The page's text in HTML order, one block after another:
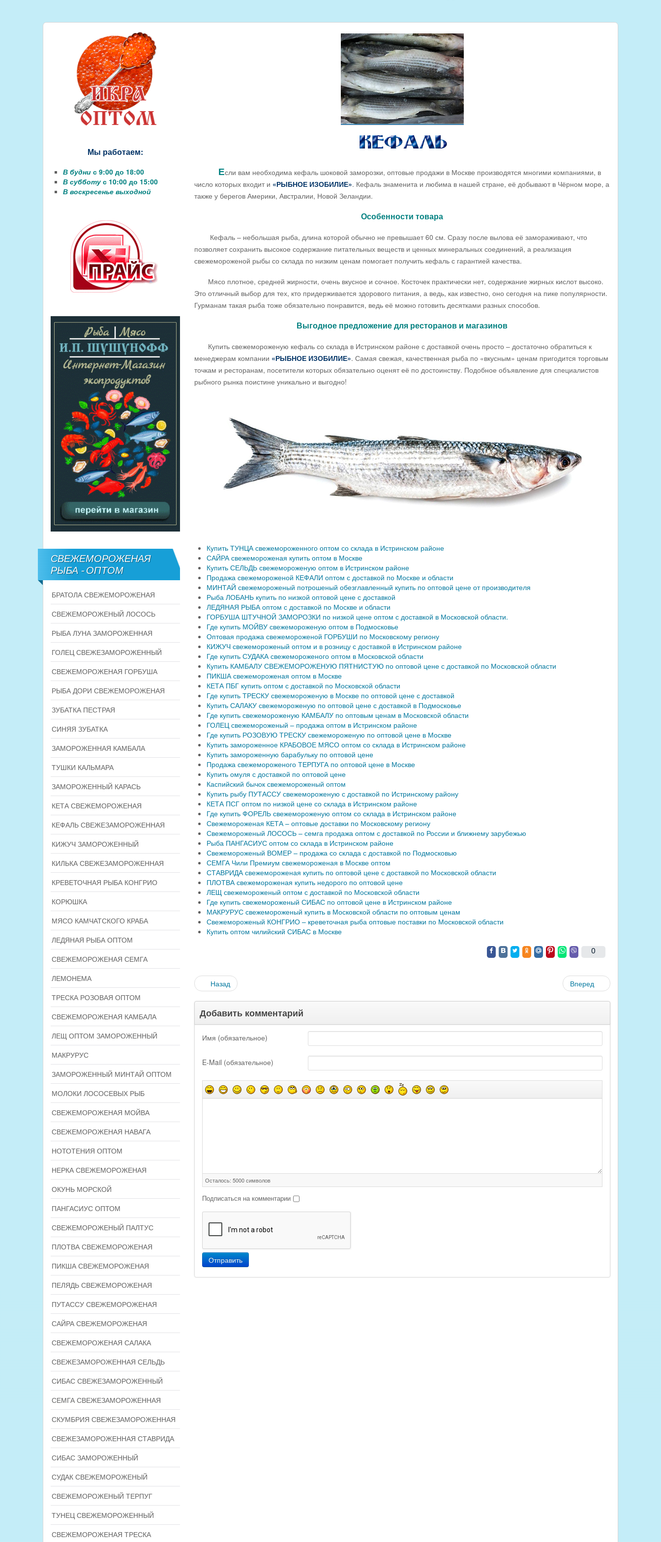
КОПЧЕНАЯ РЫБА
ВЯЛЕНАЯ РЫБА
ИКРА
РЫБНЫЕ КОНСЕРВЫ
РЫБНЫЕ СТЕЙКИ ОПТОМ
ФИЛЕ РЫБЫ
РЫБА ДЛЯ ЗАРЫБЛЕНИЯ ВОДОЕМА
Если вам необходима кефаль шоковой заморозки, оптовые продажи в Москве производятся многими компаниями, в
число которых входит и «РЫБНОЕ ИЗОБИЛИЕ». Кефаль знаменита и любима в нашей стране, её добывают в Чёрном море, а
также у берегов Америки, Австралии, Новой Зеландии.
Особенности товара
Кефаль – небольшая рыба, длина которой обычно не превышает 60 см. Сразу после вылова её замораживают, что
позволяет сохранить высокое содержание питательных веществ и ценных минеральных соединений, а реализация
свежемороженой рыбы со склада по низким ценам помогает получить кефаль с гарантией качества.
Мясо плотное, средней жирности, очень вкусное и сочное. Косточек практически нет, содержание жирных кислот высоко.
Это отличный выбор для тех, кто придерживается здорового питания, а ведь, как известно, оно сегодня на пике популярности.
Гурманам такая рыба тоже обязательно понравится, ведь её можно готовить десятками разных способов.
Выгодное предложение для ресторанов и магазинов
Купить свежемороженую кефаль со склада в Истринском районе с доставкой очень просто – достаточно обратиться к
менеджерам компании «РЫБНОЕ ИЗОБИЛИЕ». Самая свежая, качественная рыба по «вкусным» ценам пригодится торговым
точкам и ресторанам, посетители которых обязательно оценят её по достоинству. Подобное объявление для специалистов
рыбного рынка поистине уникально и выгодно!
Купить ТУНЦА свежемороженного оптом со склада в Истринском районе
САЙРА свежемороженая купить оптом в Москве
Купить СЕЛЬДЬ свежемороженую оптом в Истринском районе
Продажа свежемороженой КЕФАЛИ оптом с доставкой по Москве и области
МИНТАЙ свежемороженый потрошеный обезглавленный купить по оптовой цене от производителя
Рыба ЛОБАНЬ купить по низкой оптовой цене с доставкой
ЛЕДЯНАЯ РЫБА оптом с доставкой по Москве и области
ГОРБУША ШТУЧНОЙ ЗАМОРОЗКИ по низкой цене оптом с доставкой в Московской области.
Где купить МОЙВУ свежемороженую оптом в Подмосковье
Оптовая продажа свежемороженой ГОРБУШИ по Московскому региону
КИЖУЧ свежемороженый оптом и в розницу с доставкой в Истринском районе
Где купить СУДАКА свежемороженого оптом в Московской области
Купить КАМБАЛУ СВЕЖЕМОРОЖЕНУЮ ПЯТНИСТУЮ по оптовой цене с доставкой по Московской области
ПИКША свежемороженая оптом в Москве
КЕТА ПБГ купить оптом с доставкой по Московской области
Где купить ТРЕСКУ свежемороженую в Москве по оптовой цене с доставкой
Купить САЛАКУ свежемороженую по оптовой цене с доставкой в Подмосковье
Где купить свежемороженую КАМБАЛУ по оптовым ценам в Московской области
ГОЛЕЦ свежемороженый – продажа оптом в Истринском районе
Где купить РОЗОВУЮ ТРЕСКУ свежемороженую по оптовой цене в Москве
Купить замороженное КРАБОВОЕ МЯСО оптом со склада в Истринском районе
Купить замороженную барабульку по оптовой цене
Продажа свежемороженого ТЕРПУГА по оптовой цене в Москве
Купить омуля с доставкой по оптовой цене
Каспийский бычок свежемороженый оптом
Купить рыбу ПУТАССУ свежемороженую с доставкой по Истринскому району
КЕТА ПСГ оптом по низкой цене со склада в Истринском районе
Где купить ФОРЕЛЬ свежемороженую оптом со склада в Истринском районе
Свежемороженая КЕТА – оптовые доставки по Московскому региону
Свежемороженый ЛОСОСЬ – семга продажа оптом с доставкой по России и ближнему зарубежью
Рыба ПАНГАСИУС оптом со склада в Истринском районе
Свежемороженый ВОМЕР – продажа со склада с доставкой по Подмосковью
СЕМГА Чили Премиум свежемороженая в Москве оптом
СТАВРИДА свежемороженая купить по оптовой цене с доставкой по Московской области
ПЛОТВА свежемороженая купить недорого по оптовой цене
ЛЕЩ свежемороженый оптом с доставкой по Московской области
Где купить свежемороженый СИБАС по оптовой цене в Истринском районе
МАКРУРУС свежемороженый купить в Московской области по оптовым ценам
Свежемороженый КОНГРИО – креветочная рыба оптовые поставки по Московской области
Купить оптом чилийский СИБАС в Москве
0
Назад Вперед
Добавить комментарий
Имя (обязательное)
E-Mail (обязательное)
Осталось: 5000символов
Подписаться на комментарии
Отправить
Мы работаем:
В будни с 9:00 до 18:00
В субботус 10:00 до 15:00
В воскресенье выходной
СВЕЖЕМОРОЖЕНАЯ
РЫБА - ОПТОМ
БРАТОЛА СВЕЖЕМОРОЖЕНАЯ
СВЕЖЕМОРОЖЕНЫЙ ЛОСОСЬ
РЫБА ЛУНА ЗАМОРОЖЕННАЯ
ГОЛЕЦ СВЕЖЕЗАМОРОЖЕННЫЙ
СВЕЖЕМОРОЖЕНАЯ ГОРБУША
РЫБА ДОРИ СВЕЖЕМОРОЖЕНАЯ
ЗУБАТКА ПЕСТРАЯ
СИНЯЯ ЗУБАТКА
ЗАМОРОЖЕННАЯ КАМБАЛА
ТУШКИ КАЛЬМАРА
ЗАМОРОЖЕННЫЙ КАРАСЬ
КЕТА СВЕЖЕМОРОЖЕНАЯ
КЕФАЛЬ СВЕЖЕЗАМОРОЖЕННАЯ
КИЖУЧ ЗАМОРОЖЕННЫЙ
КИЛЬКА СВЕЖЕЗАМОРОЖЕННАЯ
КРЕВЕТОЧНАЯ РЫБА КОНГРИО
КОРЮШКА
МЯСО КАМЧАТСКОГО КРАБА
ЛЕДЯНАЯ РЫБА ОПТОМ
СВЕЖЕМОРОЖЕНАЯ СЕМГА
ЛЕМОНЕМА
ТРЕСКА РОЗОВАЯ ОПТОМ
СВЕЖЕМОРОЖЕНАЯ КАМБАЛА
ЛЕЩ ОПТОМ ЗАМОРОЖЕННЫЙ
МАКРУРУС
ЗАМОРОЖЕННЫЙ МИНТАЙ ОПТОМ
МОЛОКИ ЛОСОСЕВЫХ РЫБ
СВЕЖЕМОРОЖЕНАЯ МОЙВА
СВЕЖЕМОРОЖЕНАЯ НАВАГА
НОТОТЕНИЯ ОПТОМ
НЕРКА СВЕЖЕМОРОЖЕНАЯ
ОКУНЬ МОРСКОЙ
ПАНГАСИУС ОПТОМ
СВЕЖЕМОРОЖЕНЫЙ ПАЛТУС
ПЛОТВА СВЕЖЕМОРОЖЕНАЯ
ПИКША СВЕЖЕМОРОЖЕНАЯ
ПЕЛЯДЬ СВЕЖЕМОРОЖЕНАЯ
ПУТАССУ СВЕЖЕМОРОЖЕНАЯ
САЙРА СВЕЖЕМОРОЖЕНАЯ
СВЕЖЕМОРОЖЕНАЯ САЛАКА
СВЕЖЕЗАМОРОЖЕННАЯ СЕЛЬДЬ
СИБАС СВЕЖЕЗАМОРОЖЕННЫЙ
СЕМГА СВЕЖЕЗАМОРОЖЕННАЯ
СКУМБРИЯ СВЕЖЕЗАМОРОЖЕННАЯ
СВЕЖЕЗАМОРОЖЕННАЯ СТАВРИДА
СИБАС ЗАМОРОЖЕННЫЙ
СУДАК СВЕЖЕМОРОЖЕНЫЙ
СВЕЖЕМОРОЖЕНЫЙ ТЕРПУГ
ТУНЕЦ СВЕЖЕМОРОЖЕННЫЙ
СВЕЖЕМОРОЖЕНАЯ ТРЕСКА